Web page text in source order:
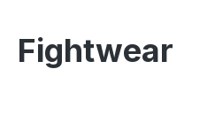
Fightwear